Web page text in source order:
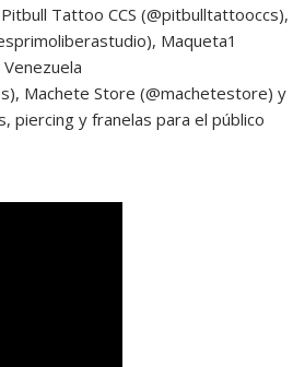
Tattoo CCS (@pitbulltattooccs),
Maqueta1
Machete Store (@machetestore) y
piercing y franelas para el público